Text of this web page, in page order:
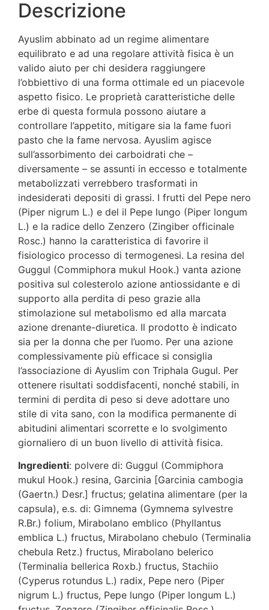
Descrizione
Ayuslim abbinato ad un regime alimentare
equilibrato e ad una regolare attività fisica è un
valido aiuto per chi desidera raggiungere
l’obbiettivo di una forma ottimale ed un piacevole
aspetto fisico. Le proprietà caratteristiche delle
erbe di questa formula possono aiutare a
controllare l’appetito, mitigare sia la fame fuori
pasto che la fame nervosa. Ayuslim agisce
sull’assorbimento dei carboidrati che –
diversamente – se assunti in eccesso e totalmente
metabolizzati verrebbero trasformati in
indesiderati depositi di grassi. I frutti del Pepe nero
(Piper nigrum L.) e del il Pepe lungo (Piper longum
L.) e la radice dello Zenzero (Zingiber officinale
Rosc.) hanno la caratteristica di favorire il
fisiologico processo di termogenesi. La resina del
Guggul (Commiphora mukul Hook.) vanta azione
positiva sul colesterolo azione antiossidante e di
supporto alla perdita di peso grazie alla
stimolazione sul metabolismo ed alla marcata
azione drenante-diuretica. Il prodotto è indicato
sia per la donna che per l’uomo. Per una azione
complessivamente più efficace si consiglia
l’associazione di Ayuslim con Triphala Gugul. Per
ottenere risultati soddisfacenti, nonché stabili, in
termini di perdita di peso si deve adottare uno
stile di vita sano, con la modifica permanente di
abitudini alimentari scorrette e lo svolgimento
giornaliero di un buon livello di attività fisica.
Ingredienti: polvere di: Guggul (Commiphora
mukul Hook.) resina, Garcinia [Garcinia cambogia
(Gaertn.) Desr.] fructus; gelatina alimentare (per la
capsula), e.s. di: Gimnema (Gymnema sylvestre
R.Br.) folium, Mirabolano emblico (Phyllantus
emblica L.) fructus, Mirabolano chebulo (Terminalia
chebula Retz.) fructus, Mirabolano belerico
(Terminalia bellerica Roxb.) fructus, Stachiio
(Cyperus rotundus L.) radix, Pepe nero (Piper
nigrum L.) fructus, Pepe lungo (Piper longum L.)